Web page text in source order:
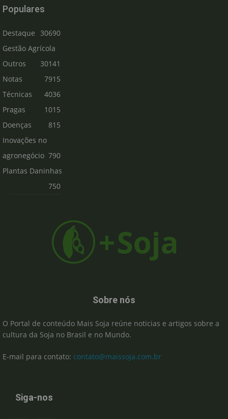
Populares
Destaque
30690
Gestão Agrícola
30141
Outros
7915
Notas
Técnicas
4036
Pragas
1015
Doenças
815
Inovações no
agronegócio 790
Plantas Daninhas
750
Sobre nós
O Portal de conteúdo Mais Soja reúne noticias e artigos sobre a
cultura da Soja no Brasil e no Mundo.
E-mail para contato: contato@maissoja.com.br
Siga-nos